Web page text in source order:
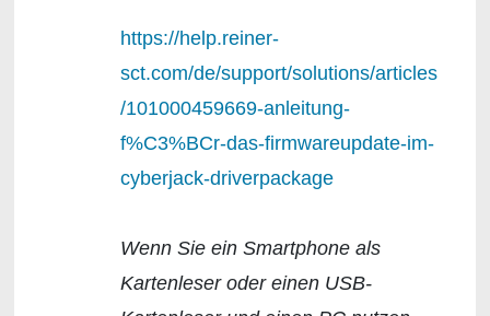
https://help.reiner-
sct.com/de/support/solutions/articles
/101000459669-anleitung-
f%C3%BCr-das-firmwareupdate-im-
cyberjack-driverpackage
Wenn Sie ein Smartphone als
Kartenleser oder einen USB-